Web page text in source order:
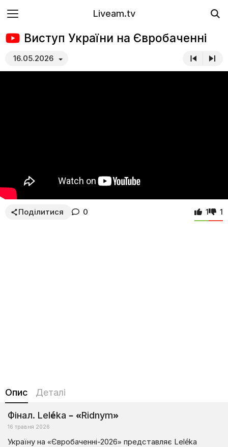
Liveam.tv
Виступ України на Євробаченні
16.05.2026
Поділитися 0 1 1
Опис Деталі
Фінал. Leléka – «Ridnym»
16 травня 2026
Україну на «Євробаченні-2026» представляє Leléka